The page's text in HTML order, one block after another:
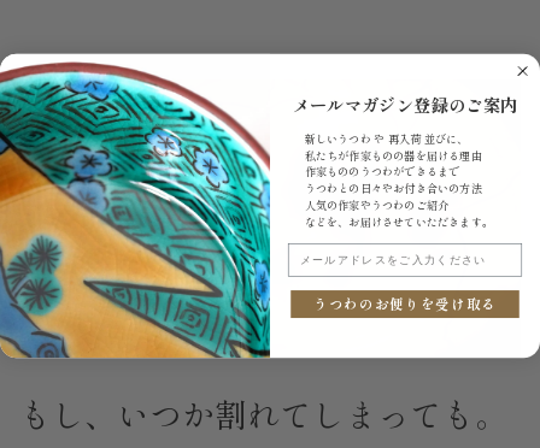
もし、いつか割れてしまっても。
メールマガジン登録のご案内
新しいうつわ や 再入荷 並びに、
私たちが作家ものの器を届ける理由
作家もののうつわができるまで
うつわとの日々やお付き合いの方法
人気の作家やうつわのご紹介
などを、お届けさせていただきます。
うつわのお便りを受け取る